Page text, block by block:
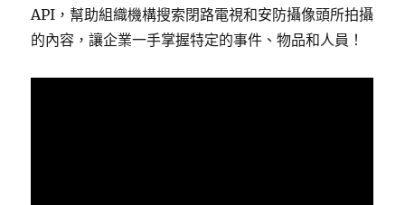
API，幫助組織機構搜索閉路電視和安防攝像頭所拍攝
的內容，讓企業一手掌握特定的事件、物品和人員！